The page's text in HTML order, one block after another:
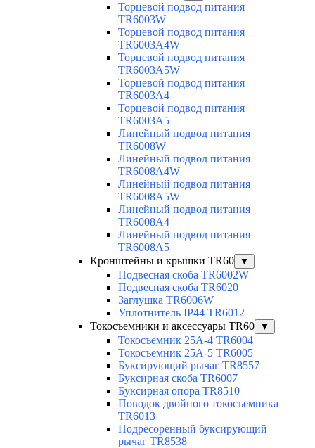
Торцевой подвод питания
TR6003W
Торцевой подвод питания
TR6003A4W
Торцевой подвод питания
TR6003A5W
Торцевой подвод питания
TR6003A4
Торцевой подвод питания
TR6003A5
Линейный подвод питания
TR6008W
Линейный подвод питания
TR6008A4W
Линейный подвод питания
TR6008A5W
Линейный подвод питания
TR6008A4
Линейный подвод питания
TR6008A5
Кронштейны и крышки TR60
▼
Подвесная скоба TR6002W
Подвесная скоба TR6020
Заглушка TR6006W
Уплотнитель IP44 TR6012
Токосъемники и аксессуары TR60
▼
Токосъемник 25А-4 TR6004
Токосъемник 25А-5 TR6005
Буксирующий рычаг TR8557
Буксирная скоба TR6007
Буксирная опора TR8510
Поводок двойного токосъемника
TR6013
Подресоренный буксирующий
рычаг TR8538